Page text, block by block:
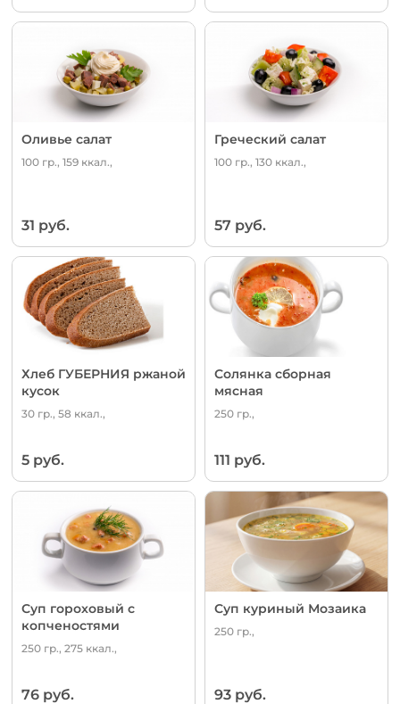
Оливье салат
100 гр., 159 ккал.,
31 руб.
Греческий салат
100 гр., 130 ккал.,
57 руб.
Хлеб ГУБЕРНИЯ ржаной
кусок
30 гр., 58 ккал.,
5 руб.
Солянка сборная
мясная
250 гр.,
111 руб.
Суп гороховый с
копченостями
250 гр., 275 ккал.,
76 руб.
Суп куриный Мозаика
250 гр.,
93 руб.